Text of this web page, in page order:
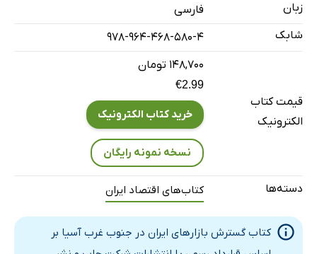
زبان
فارسی
شابک
978-964-468-580-4
قیمت کتاب
الکترونیک
۱۴۸,۷۰۰ تومان
€2.99
خرید کتاب الکترونیک
نسخه نمونه رایگان
دسته‌ها کتاب‌های اقتصاد ایران
کتاب گسترش بازارهای ایران در جنوب غرب آسیا بر